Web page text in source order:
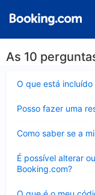
As 10
O que está incluído
Posso fazer uma
Como saber se a
É possível alterar
Booking.com?
Contraído